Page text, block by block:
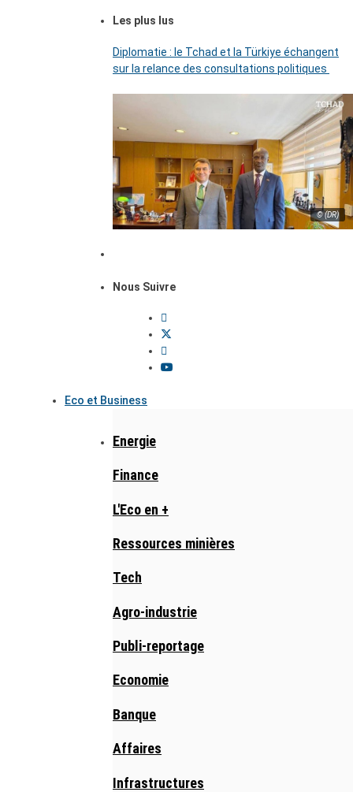
Les plus lus
Diplomatie : le Tchad et la Türkiye échangent
sur la relance des consultations politiques
© (DR)
Nous Suivre
Eco et Business
Energie
Finance
L'Eco en +
Ressources minières
Tech
Agro-industrie
Publi-reportage
Economie
Banque
Affaires
Infrastructures